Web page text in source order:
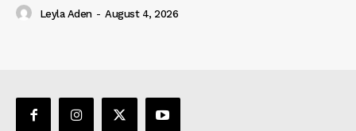
Leyla Aden - August 4, 2026